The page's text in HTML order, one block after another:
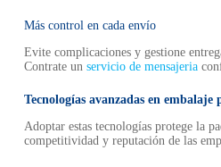
Más control en cada envío
Evite complicaciones y gestione
Contrate un servicio de mensajeria
Tecnologías avanzadas en embalaje
Adoptar estas tecnologías protege la
competitividad y reputación de las